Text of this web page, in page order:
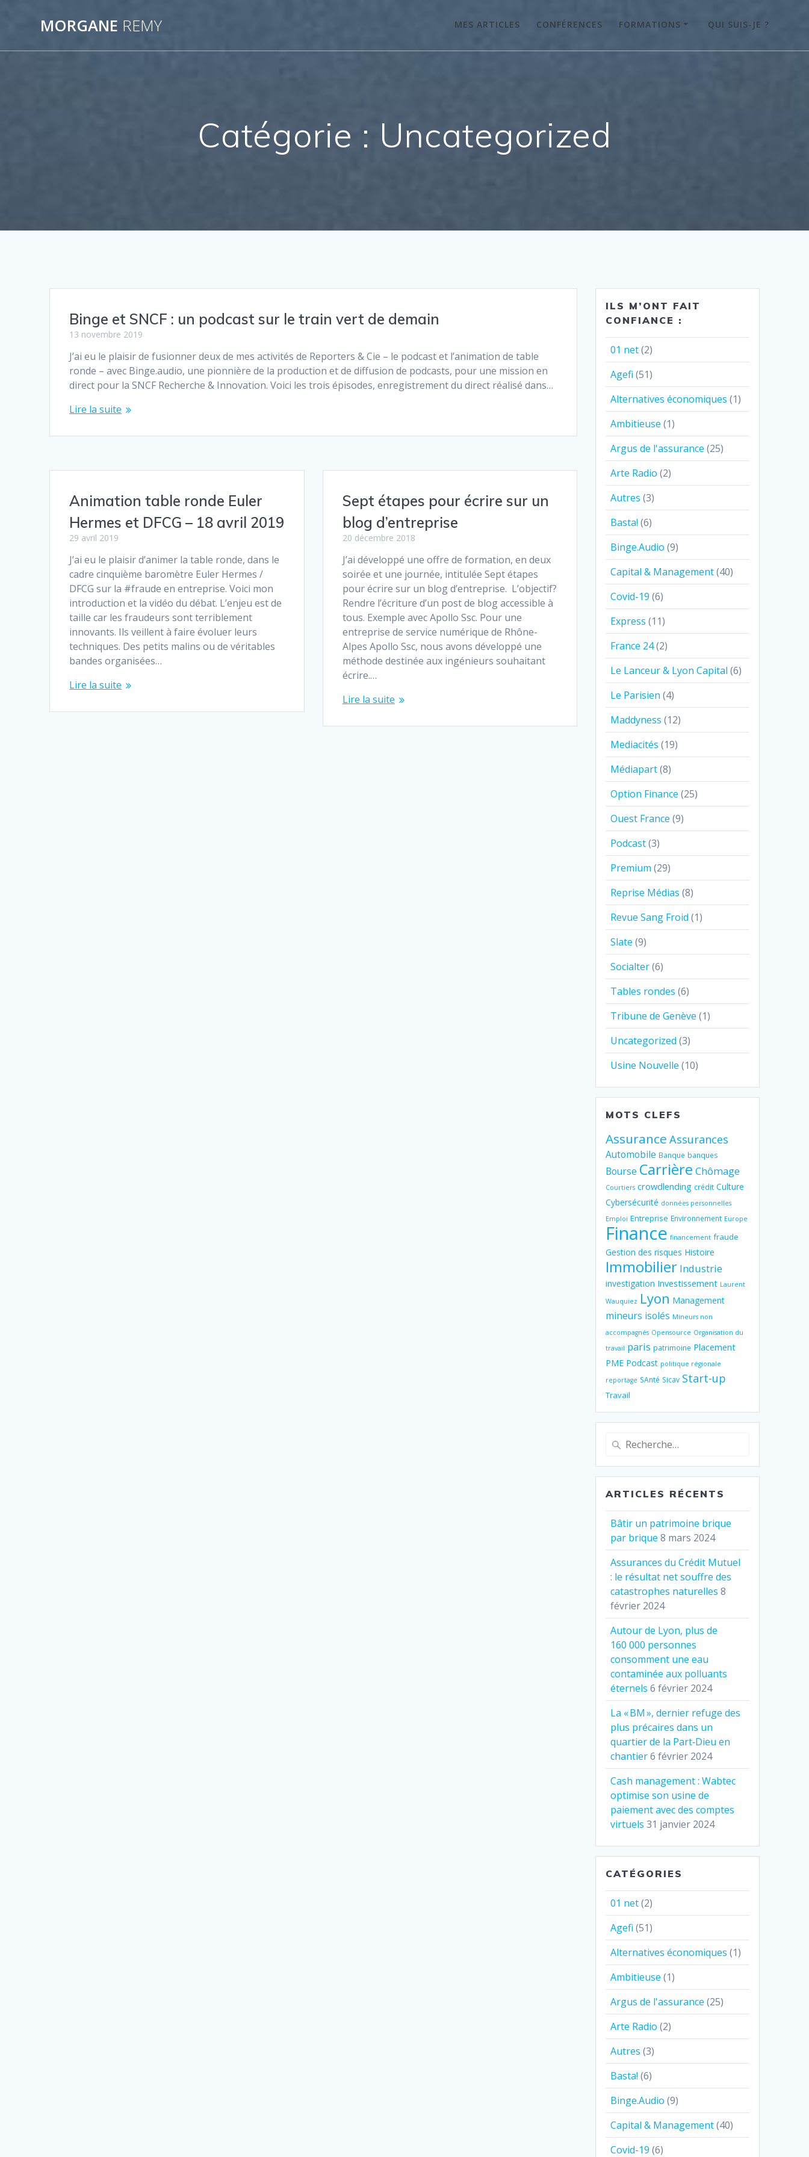
MORGANE REMY MES ARTICLES CONFÉRENCES FORMATIONS QUI SUIS-JE ?
Catégorie : Uncategorized
Binge et SNCF : un podcast sur le train vert de demain
13 novembre 2019
J’ai eu le plaisir de fusionner deux de mes activités de Reporters & Cie – le podcast et l’animation de table
ronde – avec Binge.audio, une pionnière de la production et de diffusion de podcasts, pour une mission en
direct pour la SNCF Recherche & Innovation. Voici les trois épisodes, enregistrement du direct réalisé dans…
Lire la suite
Animation table ronde Euler
Hermes et DFCG – 18 avril 2019
29 avril 2019
J’ai eu le plaisir d’animer la table ronde, dans le
cadre cinquième baromètre Euler Hermes /
DFCG sur la #fraude en entreprise. Voici mon
introduction et la vidéo du débat. L’enjeu est de
taille car les fraudeurs sont terriblement
innovants. Ils veillent à faire évoluer leurs
techniques. Des petits malins ou de véritables
bandes organisées…
Lire la suite
Sept étapes pour écrire sur un
blog d’entreprise
20 décembre 2018
J’ai développé une offre de formation, en deux
soirée et une journée, intitulée Sept étapes
pour écrire sur un blog d’entreprise. L’objectif?
Rendre l’écriture d’un post de blog accessible à
tous. Exemple avec Apollo Ssc. Pour une
entreprise de service numérique de Rhône-
Alpes Apollo Ssc, nous avons développé une
méthode destinée aux ingénieurs souhaitant
écrire.…
Lire la suite
ILS M’ONT FAIT
CONFIANCE :
01 net(2)
Agefi (51)
Alternatives économiques (1)
Ambitieuse (1)
Argus de l'assurance (25)
Arte Radio (2)
Autres (3)
Basta! (6)
Binge.Audio (9)
Capital & Management(40)
Covid-19 (6)
Express (11)
France 24(2)
Le Lanceur & Lyon Capital (6)
Le Parisien (4)
Maddyness (12)
Mediacités (19)
Médiapart(8)
Option Finance (25)
Ouest France (9)
Podcast(3)
Premium (29)
Reprise Médias (8)
Revue Sang Froid (1)
Slate (9)
Socialter(6)
Tables rondes (6)
Tribune de Genève (1)
Uncategorized (3)
Usine Nouvelle (10)
MOTS CLEFS
Assurance Assurances
Automobile Banque banques
Bourse Carrière Chômage
Courtiers crowdlending crédit Culture
Cybersécurité données personnelles
Emploi Entreprise Environnement Europe
Finance financement fraude
Gestion des risques Histoire
Immobilier Industrie
investigation Investissement Laurent
Wauquiez Lyon Management
mineurs isolés Mineurs non
accompagnés Opensource Organisation du
travail paris patrimoine Placement
PME Podcast politique régionale
reportage SAnté Sicav Start-up
Travail
Recherche
:
ARTICLES RÉCENTS
Bâtir un patrimoine brique
par brique 8 mars 2024
Assurances du Crédit Mutuel
: le résultat net souffre des
catastrophes naturelles 8
février 2024
Autour de Lyon, plus de
160 000 personnes
consomment une eau
contaminée aux polluants
éternels 6 février 2024
La « BM », dernier refuge des
plus précaires dans un
quartier de la Part‐Dieu en
chantier6 février 2024
Cash management : Wabtec
optimise son usine de
paiement avec des comptes
virtuels 31 janvier 2024
CATÉGORIES
01 net(2)
Agefi (51)
Alternatives économiques (1)
Ambitieuse (1)
Argus de l'assurance (25)
Arte Radio (2)
Autres (3)
Basta! (6)
Binge.Audio (9)
Capital & Management(40)
Covid-19 (6)